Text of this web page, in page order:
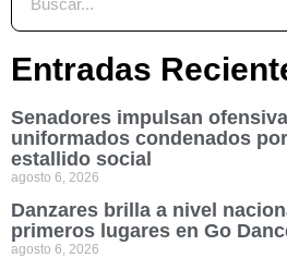
Entradas
Senadores impulsan
uniformados condenados
estallido social
agosto 6, 2026
Danzares brilla a nivel
primeros lugares en Go
agosto 6, 2026